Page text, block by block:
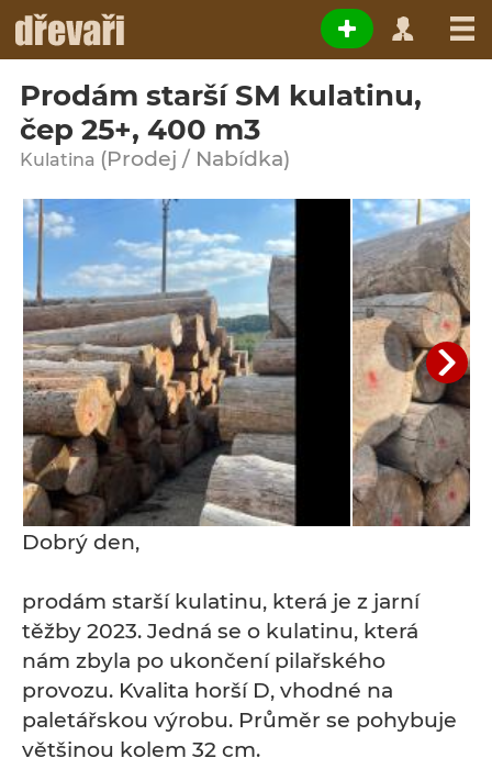
Prodám starší SM kulatinu,
čep 25+, 400 m3
Kulatina (Prodej / Nabídka)
Dobrý den,
prodám starší kulatinu, která je z jarní
těžby 2023. Jedná se o kulatinu, která
nám zbyla po ukončení pilařského
provozu. Kvalita horší D, vhodné na
paletářskou výrobu. Průměr se pohybuje
většinou kolem 32 cm.